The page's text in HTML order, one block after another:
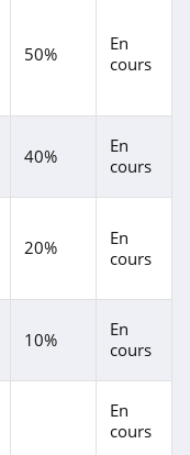
4.4
Xiaomi
4.4
Ecoflow
4.6
50%
En
cours
40%
En
cours
20%
En
cours
10%
En
cours
En
cours